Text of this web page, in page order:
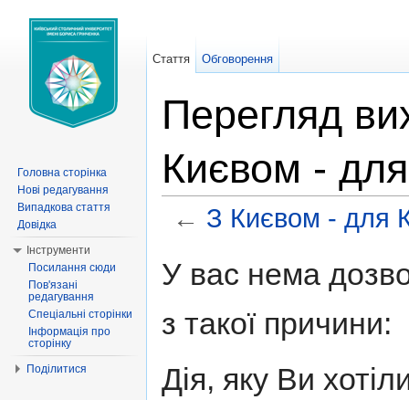
Перегляд
Києвом -
← З Києвом - для
У вас нема
з такої причини:
Дія, яку Ви
Стаття Обговорення
Головна сторінка
Нові редагування
Випадкова стаття
Довідка
Інструменти
Посилання сюди
Пов'язані
редагування
Спеціальні сторінки
Інформація про
сторінку
Поділитися